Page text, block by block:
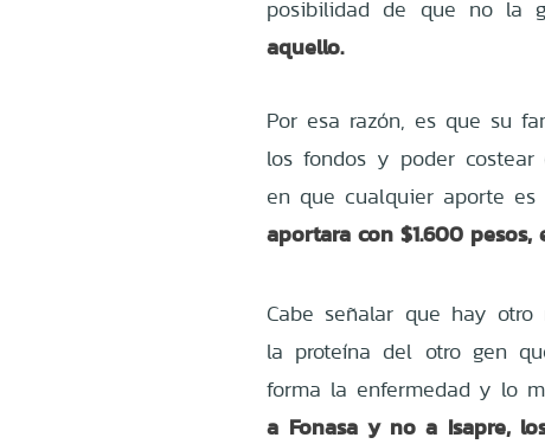
posibilidad de que no la
aquello.
Por esa razón, es que su
los fondos y poder
en que cualquier aporte
aportara con $1.600
Cabe señalar que hay
la proteína del otro gen
forma la enfermedad y lo
a Fonasa y no a Isapre,